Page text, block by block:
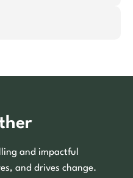
and impactful
and drives change.